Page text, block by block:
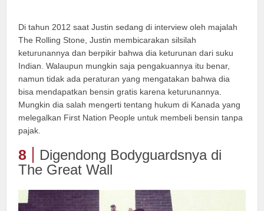
Di tahun 2012 saat Justin sedang di interview oleh majalah
The Rolling Stone, Justin membicarakan silsilah
keturunannya dan berpikir bahwa dia keturunan dari suku
Indian. Walaupun mungkin saja pengakuannya itu benar,
namun tidak ada peraturan yang mengatakan bahwa dia
bisa mendapatkan bensin gratis karena keturunannya.
Mungkin dia salah mengerti tentang hukum di Kanada yang
melegalkan First Nation People untuk membeli bensin tanpa
pajak.
8
Digendong Bodyguardsnya di
The Great Wall